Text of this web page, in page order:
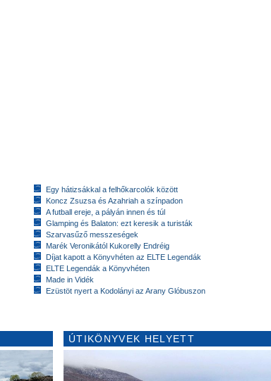
Egy hátizsákkal a felhőkarcolók között
Koncz Zsuzsa és Azahriah a színpadon
A futball ereje, a pályán innen és túl
Glamping és Balaton: ezt keresik a turisták
Szarvasűző messzeségek
Marék Veronikától Kukorelly Endréig
Díjat kapott a Könyvhéten az ELTE Legendák
ELTE Legendák a Könyvhéten
Made in Vidék
Ezüstöt nyert a Kodolányi az Arany Glóbuszon
ÚTIKÖNYVEK HELYETT